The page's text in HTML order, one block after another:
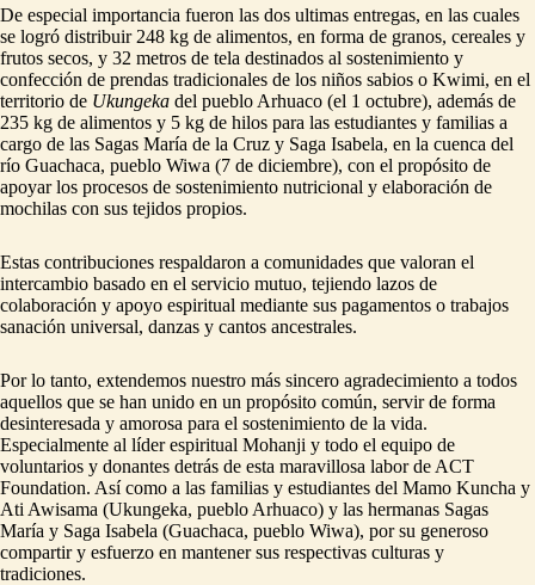
De especial importancia fueron las dos ultimas entregas, en las cuales
se logró distribuir 248 kg de alimentos, en forma de granos, cereales y
frutos secos, y 32 metros de tela destinados al sostenimiento y
confección de prendas tradicionales de los niños sabios o Kwimi, en el
territorio de Ukungeka del pueblo Arhuaco (el 1 octubre), además de
235 kg de alimentos y 5 kg de hilos para las estudiantes y familias a
cargo de las Sagas María de la Cruz y Saga Isabela, en la cuenca del
río Guachaca, pueblo Wiwa (7 de diciembre), con el propósito de
apoyar los procesos de sostenimiento nutricional y elaboración de
mochilas con sus tejidos propios.
Estas contribuciones respaldaron a comunidades que valoran el
intercambio basado en el servicio mutuo, tejiendo lazos de
colaboración y apoyo espiritual mediante sus pagamentos o trabajos
sanación universal, danzas y cantos ancestrales.
Por lo tanto, extendemos nuestro más sincero agradecimiento a todos
aquellos que se han unido en un propósito común, servir de forma
desinteresada y amorosa para el sostenimiento de la vida.
Especialmente al líder espiritual Mohanji y todo el equipo de
voluntarios y donantes detrás de esta maravillosa labor de ACT
Foundation. Así como a las familias y estudiantes del Mamo Kuncha y
Ati Awisama (Ukungeka, pueblo Arhuaco) y las hermanas Sagas
María y Saga Isabela (Guachaca, pueblo Wiwa), por su generoso
compartir y esfuerzo en mantener sus respectivas culturas y
tradiciones.